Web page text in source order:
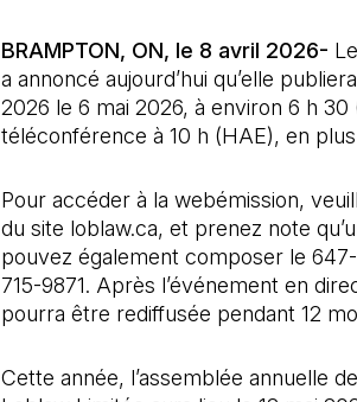
BRAMPTON, ON, le 8 avril 2026-
a annoncé aujourd’hui qu’elle
2026 le 6 mai 2026, à environ 6 h 30
téléconférence à 10 h (HAE), en plus
Pour accéder à la webémission,
du site loblaw.ca, et prenez note
pouvez également composer le
715-9871. Après l’événement en
pourra être rediffusée pendant 12
Cette année, l’assemblée annuelle